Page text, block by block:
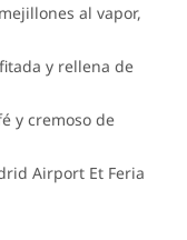
al vapor,
y rellena de
y cremoso de
Airport Et Feria